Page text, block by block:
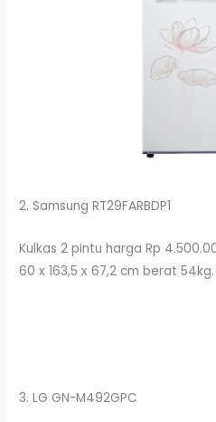
2. Samsung RT29FARBDP1
Kulkas 2 pintu harga Rp
60 x 163,5 x 67,2 cm berat 54kg.
3. LG GN-M492GPC